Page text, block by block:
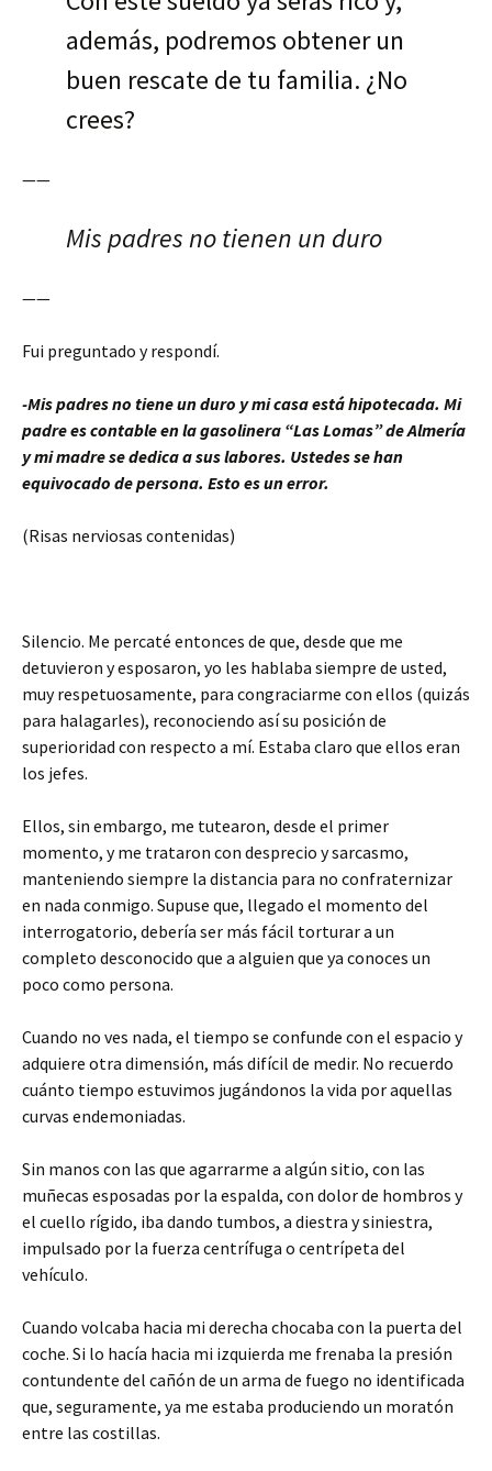
además, podremos obtener un
buen rescate de tu familia. ¿No
crees?
——
Mis padres no tienen un duro
——
Fui preguntado y respondí.
-Mis padres no tiene un duro y mi casa está hipotecada. Mi
padre es contable en la gasolinera “Las Lomas” de Almería
y mi madre se dedica a sus labores. Ustedes se han
equivocado de persona. Esto es un error.
(Risas nerviosas contenidas)
Silencio. Me percaté entonces de que, desde que me
detuvieron y esposaron, yo les hablaba siempre de usted,
muy respetuosamente, para congraciarme con ellos (quizás
para halagarles), reconociendo así su posición de
superioridad con respecto a mí. Estaba claro que ellos eran
los jefes.
Ellos, sin embargo, me tutearon, desde el primer
momento, y me trataron con desprecio y sarcasmo,
manteniendo siempre la distancia para no confraternizar
en nada conmigo. Supuse que, llegado el momento del
interrogatorio, debería ser más fácil torturar a un
completo desconocido que a alguien que ya conoces un
poco como persona.
Cuando no ves nada, el tiempo se confunde con el espacio y
adquiere otra dimensión, más difícil de medir. No recuerdo
cuánto tiempo estuvimos jugándonos la vida por aquellas
curvas endemoniadas.
Sin manos con las que agarrarme a algún sitio, con las
muñecas esposadas por la espalda, con dolor de hombros y
el cuello rígido, iba dando tumbos, a diestra y siniestra,
impulsado por la fuerza centrífuga o centrípeta del
vehículo.
Cuando volcaba hacia mi derecha chocaba con la puerta del
coche. Si lo hacía hacia mi izquierda me frenaba la presión
contundente del cañón de un arma de fuego no identificada
que, seguramente, ya me estaba produciendo un moratón
entre las costillas.